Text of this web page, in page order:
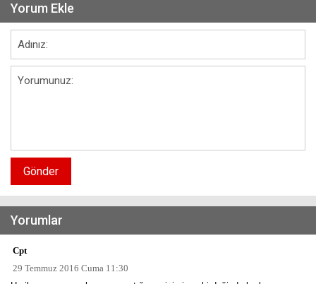
Yorum Ekle
Gönder
Yorumlar
Cpt
29 Temmuz 2016 Cuma 11:30